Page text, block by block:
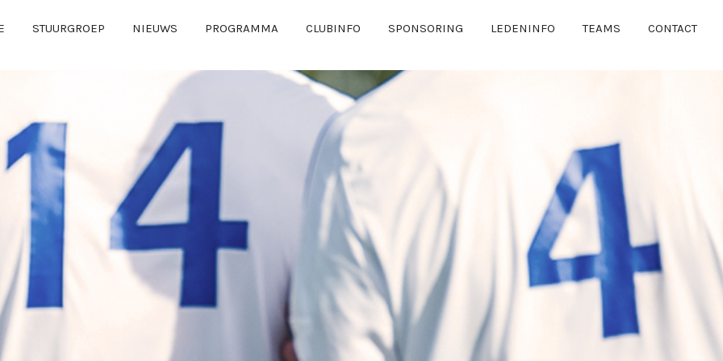
STUURGROEP NIEUWS PROGRAMMA CLUBINFO SPONSORING LEDENINFO TEAMS CONTACT